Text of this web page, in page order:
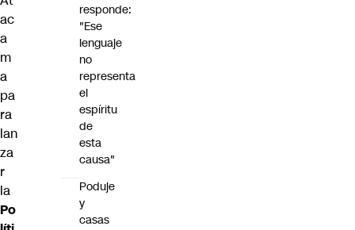
ac
a
m
a
pa
ra
lan
za
r
la
Po
responde:
"Ese
lenguaje
no
representa
el
espíritu
de
esta
causa"
Poduje
y
casas